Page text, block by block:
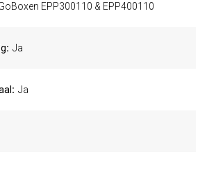
EPP300110 & EPP400110
Ja
Ja